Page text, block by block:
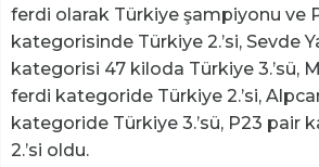
ferdi olarak Türkiye şampiyonu ve
kategorisinde Türkiye 2.’si, Sevde
kategorisi 47 kiloda Türkiye 3.’sü,
ferdi kategoride Türkiye 2.’si,
kategoride Türkiye 3.’sü, P23 pair
2.’si oldu.